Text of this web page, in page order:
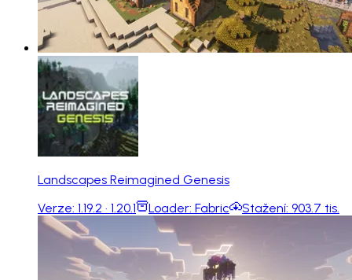
Landscapes Reimagined Genesis
Verze: 1.19.2 · 1.20.1 Loader: Fabric Stažení: 903.7 tis.